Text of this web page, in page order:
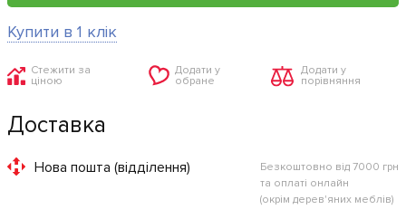
Купити в 1 клік
Стежити за
ціною
Додати у
обране
Додати у
порівняння
Доставка
Нова пошта (відділення)
Безкоштовно від 7000 грн
та оплаті онлайн
(окрім дерев'яних меблів)